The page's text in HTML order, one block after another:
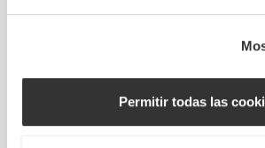
Permitir todas las
PoliStretch© es una tecnología de